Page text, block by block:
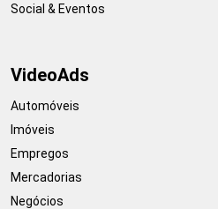
Social & Eventos
VideoAds
Automóveis
Imóveis
Empregos
Mercadorias
Negócios